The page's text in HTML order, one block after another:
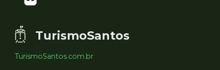
TurismoSantos
TurismoSantos.com.br